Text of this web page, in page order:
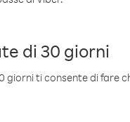
di 30 giorni
giorni ti consente di fare